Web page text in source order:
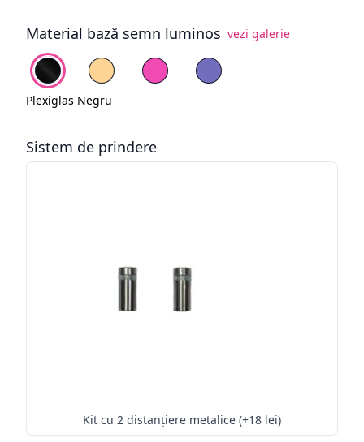
Material bază semn luminos vezi galerie
Alege fundal
Plexiglas NegruPVC Galben pal
PVC Roz PVC Mov
Plexiglas Negru
Sistem de prindere
Kit cu 2 distanțiere metalice (+18 lei)